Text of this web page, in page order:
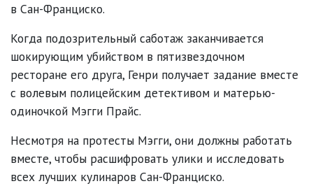
в Сан-Франциско.
Когда подозрительный саботаж заканчивается
шокирующим убийством в пятизвездочном
ресторане его друга, Генри получает задание вместе
с волевым полицейским детективом и матерью-
одиночкой Мэгги Прайс.
Несмотря на протесты Мэгги, они должны работать
вместе, чтобы расшифровать улики и исследовать
всех лучших кулинаров Сан-Франциско.